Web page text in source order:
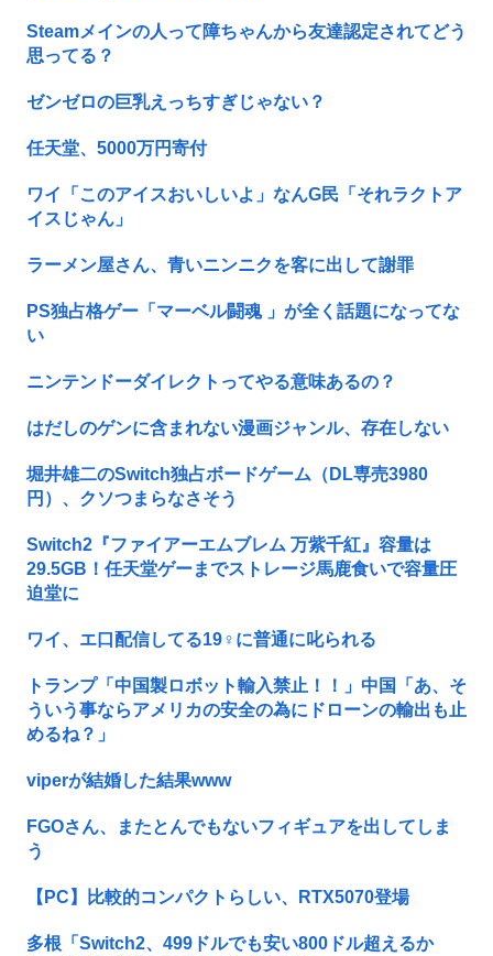
Steamメインの人って障ちゃんから友達認定されてどう
思ってる？
ゼンゼロの巨乳えっちすぎじゃない？
任天堂、5000万円寄付
ワイ「このアイスおいしいよ」なんG民「それラクトア
イスじゃん」
ラーメン屋さん、青いニンニクを客に出して謝罪
PS独占格ゲー「マーベル闘魂 」が全く話題になってな
い
ニンテンドーダイレクトってやる意味あるの？
はだしのゲンに含まれない漫画ジャンル、存在しない
堀井雄二のSwitch独占ボードゲーム（DL専売3980
円）、クソつまらなさそう
Switch2『ファイアーエムブレム 万紫千紅』容量は
29.5GB！任天堂ゲーまでストレージ馬鹿食いで容量圧
迫堂に
ワイ、エ口配信してる19♀に普通に叱られる
トランプ「中国製ロボット輸入禁止！！」中国「あ、そ
ういう事ならアメリカの安全の為にドローンの輸出も止
めるね？」
viperが結婚した結果www
FGOさん、またとんでもないフィギュアを出してしま
う
【PC】比較的コンパクトらしい、RTX5070登場
多根「Switch2、499ドルでも安い800ドル超えるか